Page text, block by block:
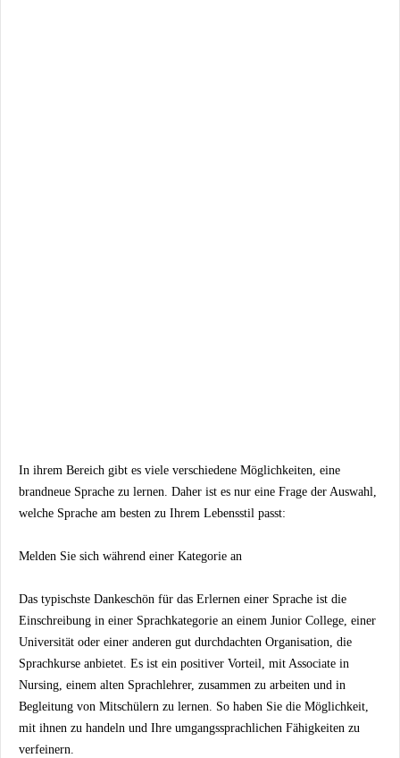
In ihrem Bereich gibt es viele verschiedene Möglichkeiten, eine
brandneue Sprache zu lernen. Daher ist es nur eine Frage der Auswahl,
welche Sprache am besten zu Ihrem Lebensstil passt:
Melden Sie sich während einer Kategorie an
Das typischste Dankeschön für das Erlernen einer Sprache ist die
Einschreibung in einer Sprachkategorie an einem Junior College, einer
Universität oder einer anderen gut durchdachten Organisation, die
Sprachkurse anbietet. Es ist ein positiver Vorteil, mit Associate in
Nursing, einem alten Sprachlehrer, zusammen zu arbeiten und in
Begleitung von Mitschülern zu lernen. So haben Sie die Möglichkeit,
mit ihnen zu handeln und Ihre umgangssprachlichen Fähigkeiten zu
verfeinern.